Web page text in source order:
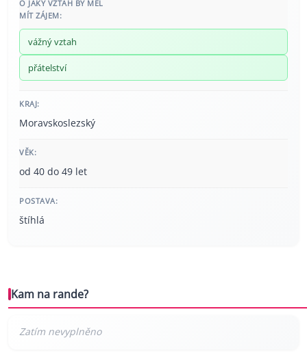
O JAKÝ VZTAH BY MĚL
MÍT ZÁJEM:
vážný vztah
přátelství
KRAJ:
Moravskoslezský
VĚK:
od 40 do 49 let
POSTAVA:
štíhlá
Kam na rande?